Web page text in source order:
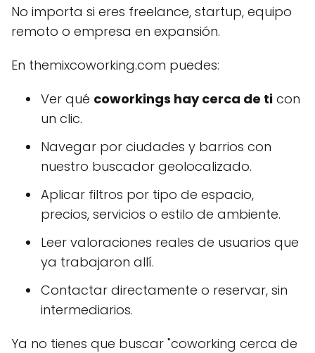
No importa si eres freelance, startup, equipo
remoto o empresa en expansión.
En themixcoworking.com puedes:
Ver qué coworkings hay cerca de ti con
un clic.
Navegar por ciudades y barrios con
nuestro buscador geolocalizado.
Aplicar filtros por tipo de espacio,
precios, servicios o estilo de ambiente.
Leer valoraciones reales de usuarios que
ya trabajaron allí.
Contactar directamente o reservar, sin
intermediarios.
Ya no tienes que buscar "coworking cerca de